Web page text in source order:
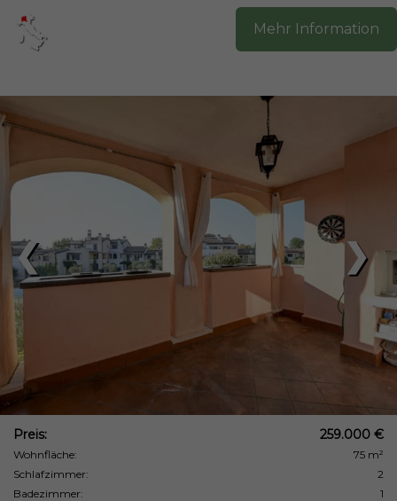
Mehr Information
❯
❮
Preis: 259.000 €
Wohnfläche:
75 m²
Schlafzimmer:
2
Badezimmer:
1